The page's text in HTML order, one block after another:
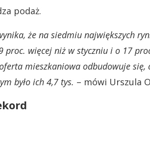
podaż.
że na siedmiu największych
proc. więcej niż w styczniu i o 17
mieszkaniowa odbudowuje
było ich 4,7 tys. – mówi Urszula